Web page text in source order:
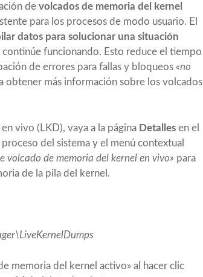
de volcados de memoria del kernel
para los procesos de modo usuario. El
datos para solucionar una situación
funcionando. Esto reduce el tiempo
de errores para fallas y bloqueos «no
obtener más información sobre los volcados
vivo (LKD), vaya a la página Detalles en el
del sistema y el menú contextual
volcado de memoria del kernel en vivo» para
de la pila del kernel.
memoria del kernel activo» al hacer clic